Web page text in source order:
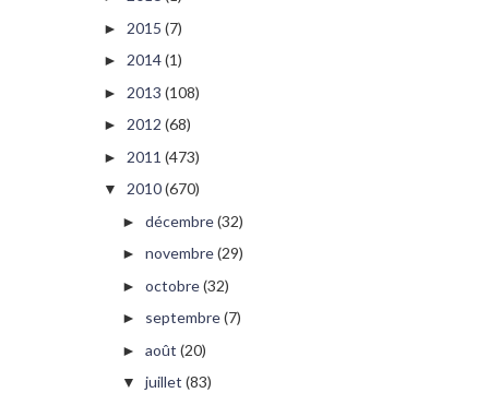
► 2015 (7)
► 2014(1)
► 2013 (108)
► 2012 (68)
► 2011 (473)
▼ 2010(670)
► décembre(32)
► novembre(29)
► octobre(32)
► septembre(7)
► août (20)
▼ juillet (83)